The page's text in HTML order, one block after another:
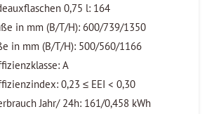
0,75 l: 164
in mm (B/T/H): 600/739/1350
in mm (B/T/H): 500/560/1166
A
0,23 ≤ EEI < 0,30
Jahr/ 24h: 161/0,458 kWh